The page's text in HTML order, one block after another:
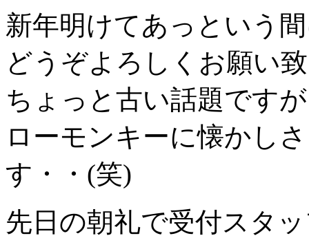
新年明けてあっという
どうぞよろしくお願い
ちょっと古い話題です
ローモンキーに懐かし
す・・(笑)
先日の朝礼で受付スタ